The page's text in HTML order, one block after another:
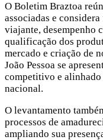
O Boletim Braztoa
associadas e
viajante, desempenho
qualificação dos
mercado e criação de
João Pessoa se
competitivo e alinhado
nacional.
O levantamento
processos de
ampliando sua